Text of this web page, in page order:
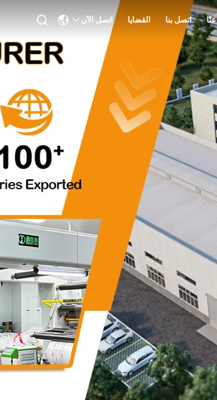
عنّا اتصل بنا القضايا اتصل الآن 